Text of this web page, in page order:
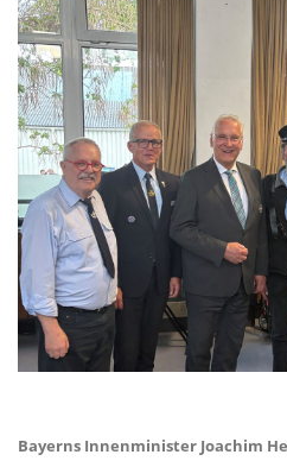
Bayerns Innenminister Joachim